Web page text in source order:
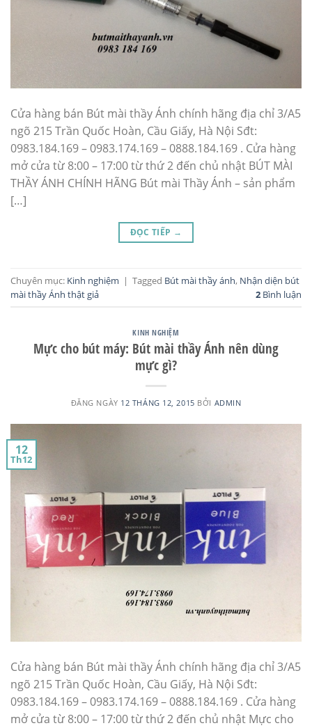
Cửa hàng bán Bút mài thầy Ánh chính hãng địa chỉ 3/A5
ngõ 215 Trần Quốc Hoàn, Cầu Giấy, Hà Nội Sđt:
0983.184.169 – 0983.174.169 – 0888.184.169 . Cửa hàng
mở cửa từ 8:00 – 17:00 từ thứ 2 đến chủ nhật BÚT MÀI
THẦY ÁNH CHÍNH HÃNG Bút mài Thầy Ánh – sản phẩm
[…]
ĐỌC TIẾP →
Chuyên mục: Kinh nghiệm | Tagged Bút mài thầy ánh, Nhận diện bút
mài thầy Ánh thật giả
2 Bình luận
KINH NGHIỆM
Mực cho bút máy: Bút mài thầy Ánh nên dùng
mực gì?
ĐĂNG NGÀY 12 THÁNG 12, 2015 BỞI ADMIN
12
Th12
Cửa hàng bán Bút mài thầy Ánh chính hãng địa chỉ 3/A5
ngõ 215 Trần Quốc Hoàn, Cầu Giấy, Hà Nội Sđt:
0983.184.169 – 0983.174.169 – 0888.184.169 . Cửa hàng
mở cửa từ 8:00 – 17:00 từ thứ 2 đến chủ nhật Mực cho